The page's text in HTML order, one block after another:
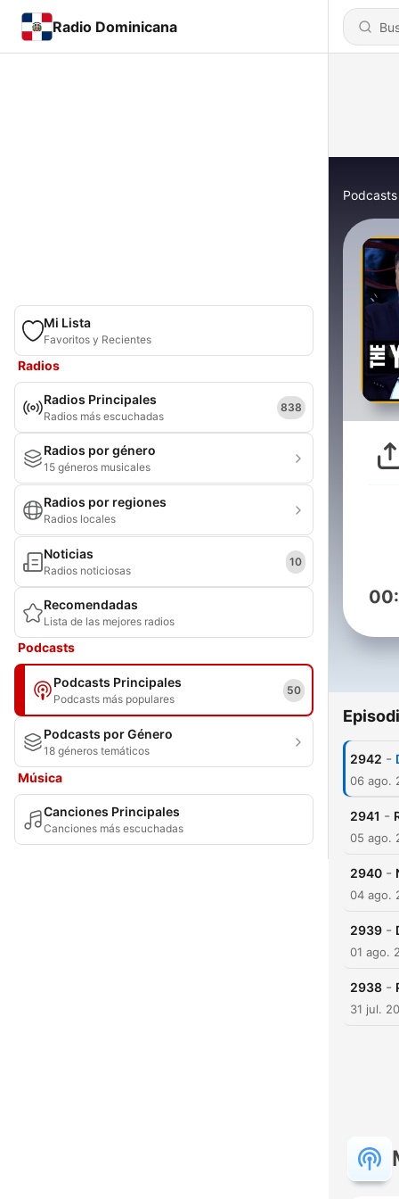
Radio Dominicana
Mi Lista
Favoritos y Recientes
Radios
Radios Principales
Radios más escuchadas
838
Radios por género
15 géneros musicales
Radios por regiones
Radios locales
Noticias
Radios noticiosas
10
Recomendadas
Lista de las mejores radios
Podcasts
Podcasts Principales
Podcasts más populares
50
Podcasts por Género
18 géneros temáticos
Música
Canciones Principales
Canciones más escuchadas
Podcasts
2942 -
06 ago.
2941 -
05 ago.
2940 -
04 ago.
2939 -
01 ago.
2938 -
31 jul.